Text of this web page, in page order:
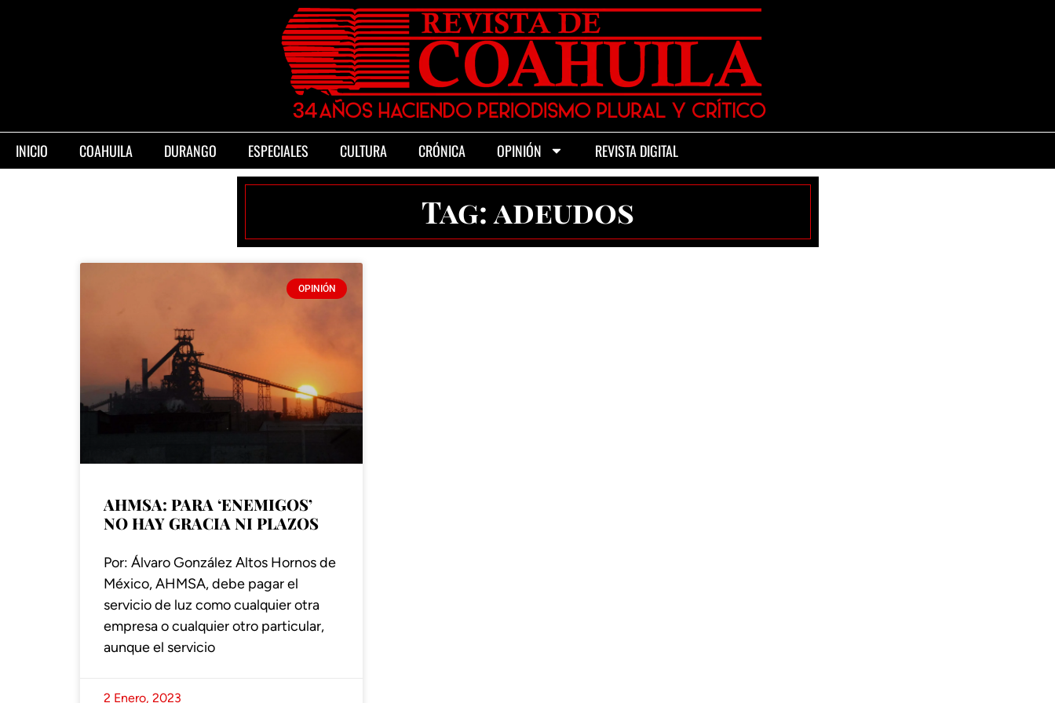
INICIO COAHUILA DURANGO ESPECIALES CULTURA CRÓNICA OPINIÓN REVISTA DIGITAL
Tag: adeudos
OPINIÓN
AHMSA: PARA ‘ENEMIGOS’
NO HAY GRACIA NI PLAZOS
Por: Álvaro González Altos Hornos de
México, AHMSA, debe pagar el
servicio de luz como cualquier otra
empresa o cualquier otro particular,
aunque el servicio
2 Enero, 2023